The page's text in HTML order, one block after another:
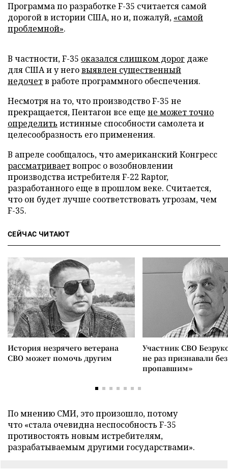
Программа по разработке F-35 считается самой
дорогой в истории США, но и, пожалуй, «самой
проблемной».
В частности, F-35 оказался слишком дорог даже
для США и у неговыявлен существенный
недочетв работе программного обеспечения.
Несмотря на то, что производство F-35 не
прекращается, Пентагон все еще не может точно
определить истинные способности самолета и
целесообразность его применения.
В апреле сообщалось, что американский Конгресс
рассматриваетвопрос о возобновлении
производства истребителя F-22 Raptor,
разработанного еще в прошлом веке. Считается,
что он будет лучше соответствовать угрозам, чем
F-35.
СЕЙЧАС ЧИТАЮТ
История незрячего ветерана
СВО может помочь другим
Участник СВО
не раз признавали
пропавшим»
По мнению СМИ, это произошло, потому
что «стала очевидна неспособность F-35
противостоять новым истребителям,
разрабатываемым другими государствами».